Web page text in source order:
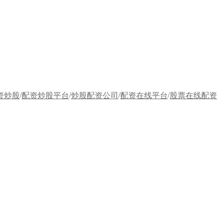
股票在线配资
/
配资在线平台
/
炒股配资公司
/
配资炒股平台
/
炒股